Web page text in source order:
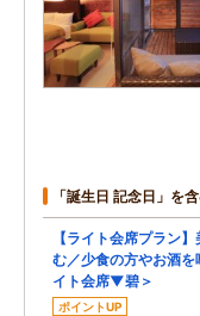
「誕生日 記念日」を
【ライト会席プラン
む／少食の方やお酒
イト会席▼碧＞
ポイントUP